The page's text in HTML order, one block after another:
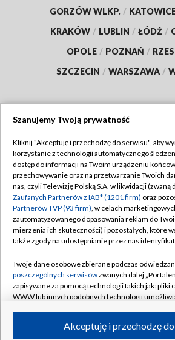
GORZÓW WLKP. /
KRAKÓW / LUBLIN / ŁÓDŹ /
OPOLE / POZNAŃ /
SZCZECIN / WARSZAWA /
TVP
Abonament TVP
Emisja w TVP
Centrum informacji TVP
Naziemna Telewizja Cyfrowa
Rada Programowa
System NOS
Informacje o nadawcy
Program dla prasy
Regulamin TVP
Polityka
Moje zgody
Pomoc
Kontakt
Kanały
Szanujemy Twoją prywatność
Kliknij "Akceptuję i przechodzę do serwisu", aby
korzystanie z technologii automatycznego
dostęp do informacji na Twoim urządzeniu
przechowywanie oraz na przetwarzanie Twoich
nas, czyli Telewizję Polską S.A. w likwidacji (zwaną
Zaufanych Partnerów z IAB* (1201 firm) oraz
Partnerów TVP (93 firm), w celach
zautomatyzowanego dopasowania reklam do
mierzenia ich skuteczności) i pozostałych, które
także zgody na udostępnianie przez nas
Twoje dane osobowe zbierane podczas
poszczególnych serwisówzwanych dalej
zapisywane za pomocą technologii takich jak: pliki
WWW lub innych podobnych technologii
ruchu w Internecie.Akceptuję i przechodzę